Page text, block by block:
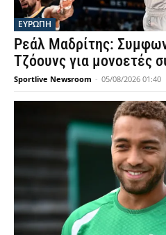
ΕΥΡΩΠΗ
Ρεάλ Μαδρίτης:
Τζόουνς για μονοετές
Sportlive Newsroom - 05/08/2026 01:40